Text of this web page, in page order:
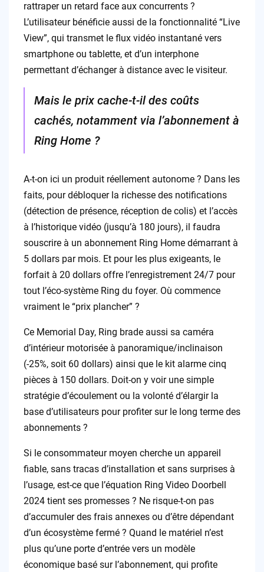
rattraper un retard face aux concurrents ?
L’utilisateur bénéficie aussi de la fonctionnalité “Live
View”, qui transmet le flux vidéo instantané vers
smartphone ou tablette, et d’un interphone
permettant d’échanger à distance avec le visiteur.
Mais le prix cache-t-il des coûts
cachés, notamment via l’abonnement à
Ring Home ?
A-t-on ici un produit réellement autonome ? Dans les
faits, pour débloquer la richesse des notifications
(détection de présence, réception de colis) et l’accès
à l’historique vidéo (jusqu’à 180 jours), il faudra
souscrire à un abonnement Ring Home démarrant à
5 dollars par mois. Et pour les plus exigeants, le
forfait à 20 dollars offre l’enregistrement 24/7 pour
tout l’éco-système Ring du foyer. Où commence
vraiment le “prix plancher” ?
Ce Memorial Day, Ring brade aussi sa caméra
d’intérieur motorisée à panoramique/inclinaison
(-25%, soit 60 dollars) ainsi que le kit alarme cinq
pièces à 150 dollars. Doit-on y voir une simple
stratégie d’écoulement ou la volonté d’élargir la
base d’utilisateurs pour profiter sur le long terme des
abonnements ?
Si le consommateur moyen cherche un appareil
fiable, sans tracas d’installation et sans surprises à
l’usage, est-ce que l’équation Ring Video Doorbell
2024 tient ses promesses ? Ne risque-t-on pas
d’accumuler des frais annexes ou d’être dépendant
d’un écosystème fermé ? Quand le matériel n’est
plus qu’une porte d’entrée vers un modèle
économique basé sur l’abonnement, qui profite